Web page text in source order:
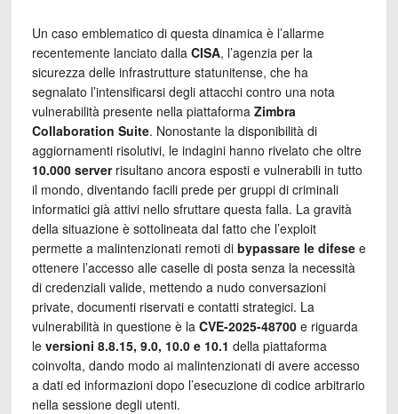
Un caso emblematico di questa dinamica è l’allarme
recentemente lanciato dalla CISA, l’agenzia per la
sicurezza delle infrastrutture statunitense, che ha
segnalato l’intensificarsi degli attacchi contro una nota
vulnerabilità presente nella piattaforma Zimbra
Collaboration Suite. Nonostante la disponibilità di
aggiornamenti risolutivi, le indagini hanno rivelato che oltre
10.000 serverrisultano ancora esposti e vulnerabili in tutto
il mondo, diventando facili prede per gruppi di criminali
informatici già attivi nello sfruttare questa falla. La gravità
della situazione è sottolineata dal fatto che l’exploit
permette a malintenzionati remoti di bypassare le difesee
ottenere l’accesso alle caselle di posta senza la necessità
di credenziali valide, mettendo a nudo conversazioni
private, documenti riservati e contatti strategici. La
vulnerabilità in questione è la CVE-2025-48700e riguarda
le versioni 8.8.15, 9.0, 10.0 e 10.1 della piattaforma
coinvolta, dando modo ai malintenzionati di avere accesso
a dati ed informazioni dopo l’esecuzione di codice arbitrario
nella sessione degli utenti.